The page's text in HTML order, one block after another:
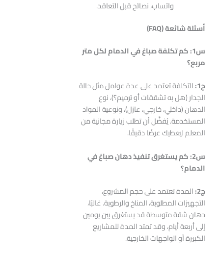
واتساب، نصائح قبل التعاقد.
أسئلة شائعة(FAQ)
س1: كم تكلفة صباغ في الدمام لكل متر
مربع؟
ج1 :التكلفة تعتمد على عدة عوامل مثل حالة
الجدار (هل به تشققات أو ترميم؟)، نوع
الدهان (داخلي، خارجي، عازل)، ونوعية المواد
المستخدمة. يُفضَّل أن تطلب زيارة مجانية من
المعلم ليعطيك عرضًا دقيقًا.
س2: كم يستغرق تنفيذ دهان صباغ في
الدمام؟
ج2 :المدة تعتمد على حجم المشروع،
التجهيزات المطلوبة، المناخ والرطوبة. غالبًا،
دهان شقة متوسطة قد يستغرق بين يومين
إلى أربعة أيام، وقد تمتد المدة للمشاريع
الكبيرة أو الواجهات الخارجية.